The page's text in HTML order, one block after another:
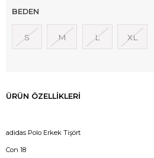
BEDEN
S M L XL
ÜRÜN ÖZELLIKLERI
adidas Polo Erkek Tişört
Con 18